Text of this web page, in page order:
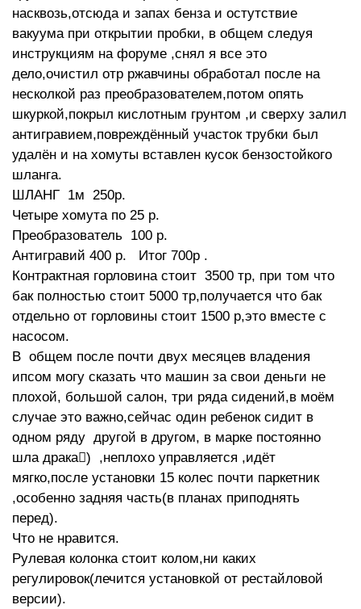
насквозь,отсюда и запах бенза и остутствие
вакуума при открытии пробки, в общем следуя
инструкциям на форуме ,снял я все это
дело,очистил отр ржавчины обработал после на
несколкой раз преобразователем,потом опять
шкуркой,покрыл кислотным грунтом ,и сверху залил
антигравием,повреждённый участок трубки был
удалён и на хомуты вставлен кусок бензостойкого
шланга.
ШЛАНГ 1м 250р.
Четыре хомута по 25 р.
Преобразователь 100 р.
Антигравий 400 р. Итог 700р .
Контрактная горловина стоит 3500 тр, при том что
бак полностью стоит 5000 тр,получается что бак
отдельно от горловины стоит 1500 р,это вместе с
насосом.
В общем после почти двух месяцев владения
ипсом могу сказать что машин за свои деньги не
плохой, большой салон, три ряда сидений,в моём
случае это важно,сейчас один ребенок сидит в
одном ряду другой в другом, в марке постоянно
шла драка) ,неплохо управляется ,идёт
мягко,после установки 15 колес почти паркетник
,особенно задняя часть(в планах приподнять
перед).
Что не нравится.
Рулевая колонка стоит колом,ни каких
регулировок(лечится установкой от рестайловой
версии).